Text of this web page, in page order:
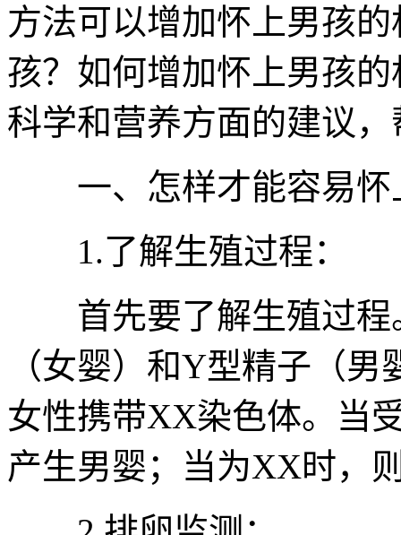
方法可以增加怀上男孩
孩？如何增加怀上男孩
科学和营养方面的建议
一、怎样才能容易怀
1.了解生殖过程：
首先要了解生殖过程
（女婴）和Y型精子（
女性携带XX染色体。当
产生男婴；当为XX时，